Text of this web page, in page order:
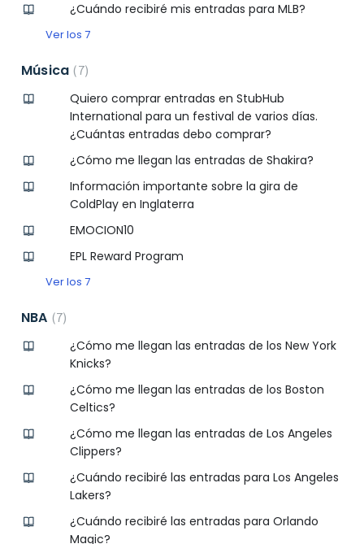
¿Cuándo recibiré mis entradas para MLB?
Ver los 7
Música 7
Quiero comprar entradas en StubHub
International para un festival de varios días.
¿Cuántas entradas debo comprar?
¿Cómo me llegan las entradas de Shakira?
Información importante sobre la gira de
ColdPlay en Inglaterra
EMOCION10
EPL Reward Program
Ver los 7
NBA 7
¿Cómo me llegan las entradas de los New York
Knicks?
¿Cómo me llegan las entradas de los Boston
Celtics?
¿Cómo me llegan las entradas de Los Angeles
Clippers?
¿Cuándo recibiré las entradas para Los Angeles
Lakers?
¿Cuándo recibiré las entradas para Orlando
Magic?